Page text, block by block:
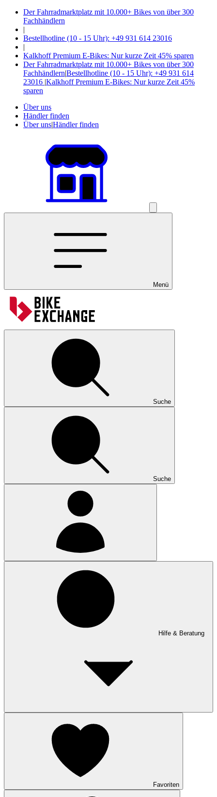
Der Fahrradmarktplatz mit 10.000+ Bikes von über 300
Fachhändlern
|
Bestellhotline (10 - 15 Uhr): +49 931 614 23016
|
Kalkhoff Premium E-Bikes: Nur kurze Zeit 45% sparen
Der Fahrradmarktplatz mit 10.000+ Bikes von über 300
Fachhändlern|Bestellhotline (10 - 15 Uhr): +49 931 614
23016 |Kalkhoff Premium E-Bikes: Nur kurze Zeit 45%
sparen
Über uns
Händler finden
Über uns|Händler finden
Menü
Suche
Suche
Hilfe & Beratung
Favoriten